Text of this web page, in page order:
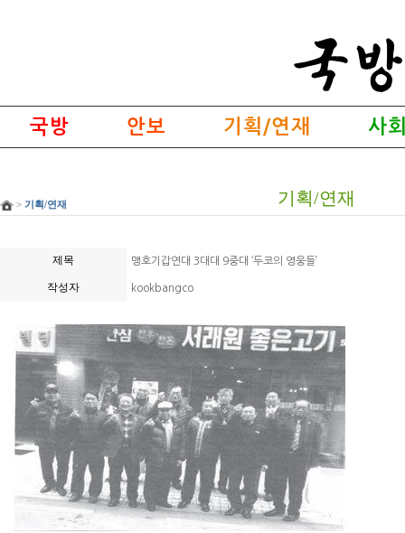
국방 안보 기획/연재 사
기획/연재
> 기획/연재
제목 맹호기갑연대 3대대 9중대 ‘두코의 영웅들’
작성자 kookbangco